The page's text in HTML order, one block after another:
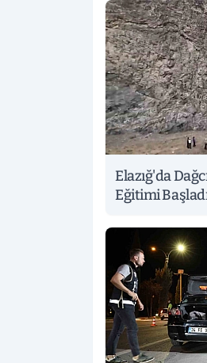
Elazığ'da
Eğitimi